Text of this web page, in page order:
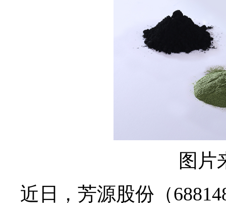
图片
近日，芳源股份（